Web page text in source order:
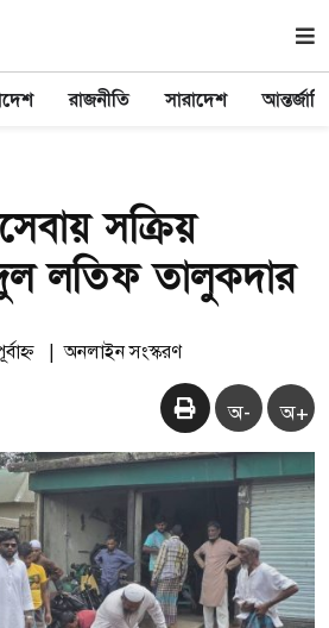
রাজনীতি সারাদেশ
সক্রিয়
লতিফ তালুকদার
অনলাইন সংস্করণ
অ- অ+